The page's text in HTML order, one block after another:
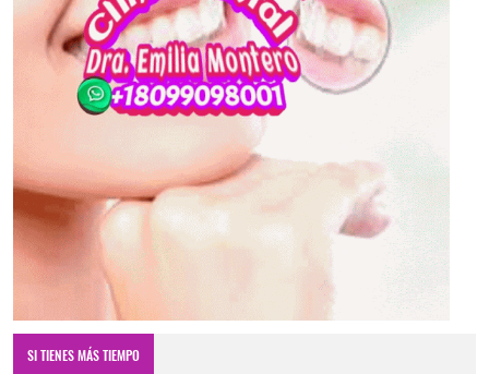
SI TIENES MÁS TIEMPO